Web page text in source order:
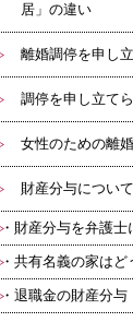
居」の違い
離婚調停を申し
調停を申し立て
女性のための離
財産分与について
財産分与を弁護士
共有名義の家はど
退職金の財産分与